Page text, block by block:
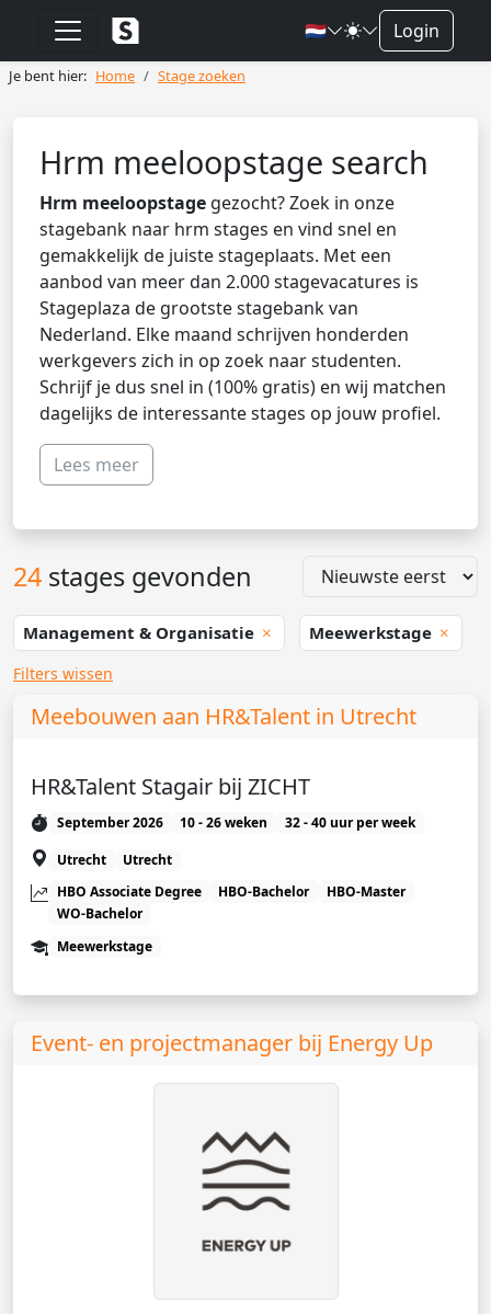
🇳🇱 Login
Je bent hier: Home Stage zoeken
Hrm meeloopstage search
Hrm meeloopstage gezocht? Zoek in onze
stagebank naar hrm stages en vind snel en
gemakkelijk de juiste stageplaats. Met een
aanbod van meer dan 2.000 stagevacatures is
Stageplaza de grootste stagebank van
Nederland. Elke maand schrijven honderden
werkgevers zich in op zoek naar studenten.
Schrijf je dus snel in (100% gratis) en wij matchen
dagelijks de interessante stages op jouw profiel.
Lees meer
24 stages gevonden
Management & Organisatie Meewerkstage
Filters wissen
Meebouwen aan HR&Talent in Utrecht
HR&Talent Stagair bij ZICHT
September 2026 10 - 26 weken
32 - 40 uur per week
Utrecht
Utrecht
HBO Associate Degree
HBO-Bachelor
HBO-Master
WO-Bachelor
Meewerkstage
Event- en projectmanager bij Energy Up